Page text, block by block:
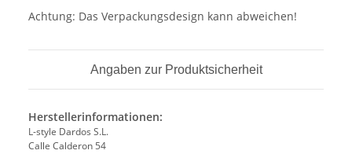
Achtung: Das Verpackungsdesign kann abweichen!
Angaben zur Produktsicherheit
Herstellerinformationen:
L-style Dardos S.L.
Calle Calderon 54